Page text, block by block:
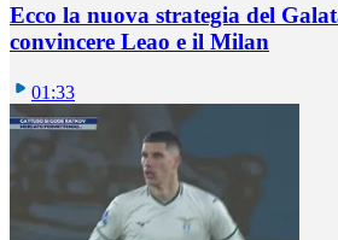
Ecco la nuova strategia del
convincere Leao e il Milan
01:33